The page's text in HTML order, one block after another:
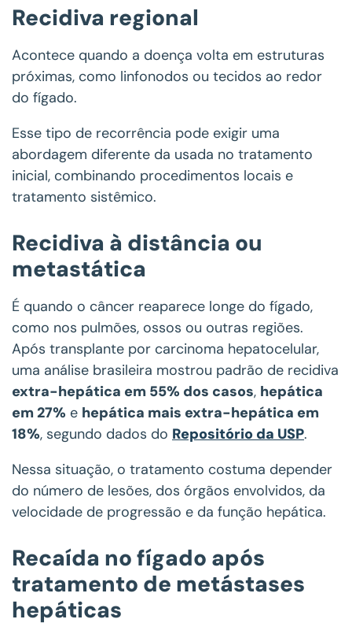
Recidiva regional
Acontece quando a doença volta em estruturas
próximas, como linfonodos ou tecidos ao redor
do fígado.
Esse tipo de recorrência pode exigir uma
abordagem diferente da usada no tratamento
inicial, combinando procedimentos locais e
tratamento sistêmico.
Recidiva à distância ou
metastática
É quando o câncer reaparece longe do fígado,
como nos pulmões, ossos ou outras regiões.
Após transplante por carcinoma hepatocelular,
uma análise brasileira mostrou padrão de recidiva
extra-hepática em 55% dos casos, hepática
em 27% e hepática mais extra-hepática em
18%, segundo dados do Repositório da USP.
Nessa situação, o tratamento costuma depender
do número de lesões, dos órgãos envolvidos, da
velocidade de progressão e da função hepática.
Recaída no fígado após
tratamento de metástases
hepáticas